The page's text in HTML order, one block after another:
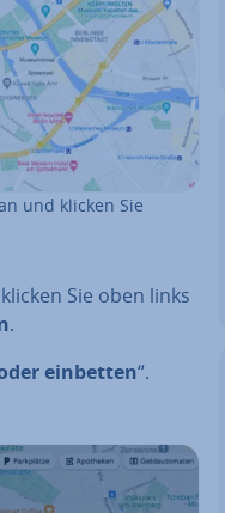
und klicken Sie
Sie oben links
.
einbetten“.